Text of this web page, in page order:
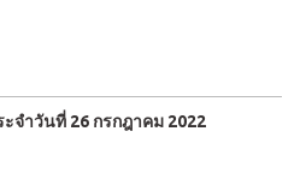
มริกาเป็นผู้ส่งออก ก๊าซ LNG ชั้นนำ
ละ ไตรมาศที่ 2 ปี 2565 ในทางกลับ
ธรรมชาติที่ใหญ่ที่สุดในโลก เริ่มลด
ซึ่งทำให้วิกฤตสินค้าโภคภัณฑ์ใน
ร้างความต่อเนื่องของการดีดตัว
จำวันที่ 26 กรกฎาคม 2022